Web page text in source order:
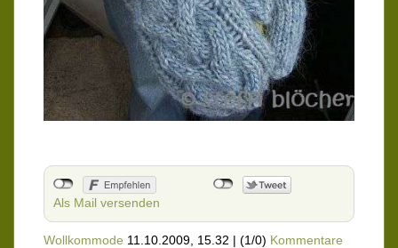
Als Mail versenden
Wollkommode 11.10.2009, 15.32 | (1/0) Kommentare